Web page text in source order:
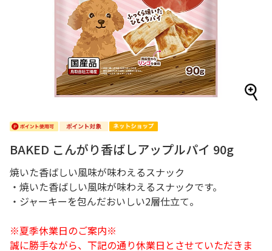
BAKED こんがり香ばしアップルパイ 90g
焼いた香ばしい風味が味わえるスナック
・焼いた香ばしい風味が味わえるスナックです。
・ジャーキーを包んだおいしい2層仕立て。
※夏季休業日のご案内※
誠に勝手ながら、下記の通り休業日とさせていただきま